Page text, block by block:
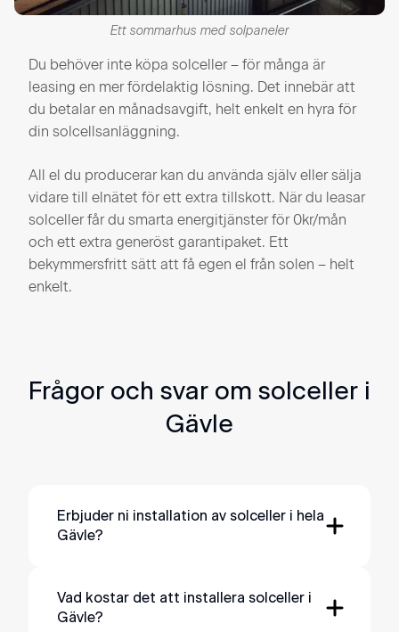
Ett sommarhus med solpaneler
Du behöver inte köpa solceller – för många är
leasing en mer fördelaktig lösning. Det innebär att
du betalar en månadsavgift, helt enkelt en hyra för
din solcellsanläggning.
All el du producerar kan du använda själv eller sälja
vidare till elnätet för ett extra tillskott. När du leasar
solceller får du smarta energitjänster för 0kr/mån
och ett extra generöst garantipaket. Ett
bekymmersfritt sätt att få egen el från solen – helt
enkelt.
Frågor och svar om solceller i
Gävle
Erbjuder ni installation av solceller i hela
Gävle?
installationstjänster som täcker Gävle och
Gävleborg län. Om du bor i dessa områden:
Vad kostar det att installera solceller i
Gävle?